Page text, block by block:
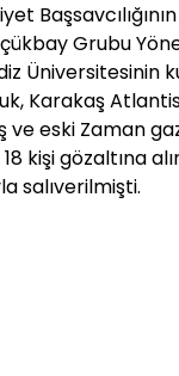
Grubu
Üniversitesinin
Karakaş
ve eski Zaman
kişi gözaltına
salıverilmişti.